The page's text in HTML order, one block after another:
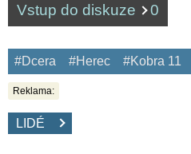
Vstup do diskuze 0
#Dcera #Herec #Kobra 11
Reklama:
LIDÉ